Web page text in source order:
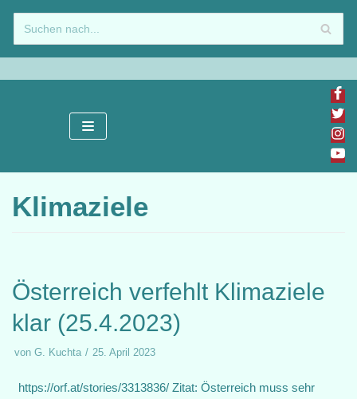
Zum
Inhalt
springen
Klimaziele
Österreich verfehlt Klimaziele
klar (25.4.2023)
von G. Kuchta 25. April 2023
https://orf.at/stories/3313836/ Zitat: Österreich muss sehr